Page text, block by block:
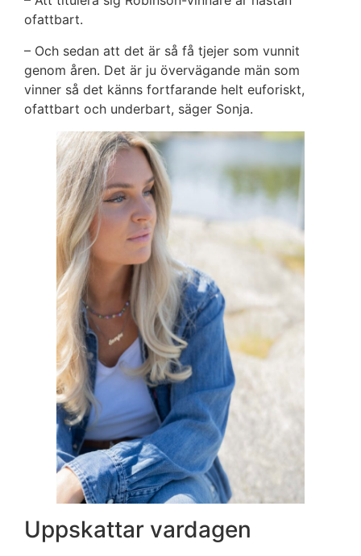
ofattbart.
– Och sedan att det är så få tjejer som vunnit
genom åren. Det är ju övervägande män som
vinner så det känns fortfarande helt euforiskt,
ofattbart och underbart, säger Sonja.
Uppskattar vardagen